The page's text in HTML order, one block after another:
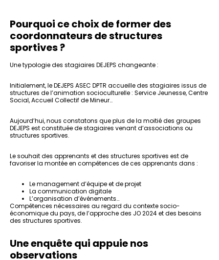
Pourquoi ce choix de former des
coordonnateurs de structures
sportives ?
Une typologie des stagiaires DEJEPS changeante :
Initialement, le DEJEPS ASEC DPTR accueille des stagiaires issus de
structures de l’animation socioculturelle : Service Jeunesse, Centre
Social, Accueil Collectif de Mineur…
Aujourd’hui, nous constatons que plus de la moitié des groupes
DEJEPS est constituée de stagiaires venant d’associations ou
structures sportives.
Le souhait des apprenants et des structures sportives est de
favoriser la montée en compétences de ces apprenants dans :
Le management d’équipe et de projet
La communication digitale
L’organisation d’événements…
Compétences nécessaires au regard du contexte socio-
économique du pays, de l’approche des JO 2024 et des besoins
des structures sportives.
Une enquête qui appuie nos
observations